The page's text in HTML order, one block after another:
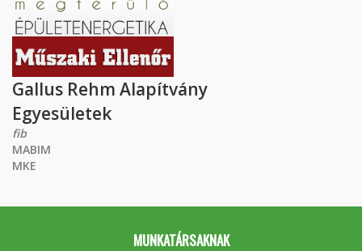
Gallus Rehm Alapítvány
Egyesületek
fib
MABIM
MKE
MUNKATÁRSAKNAK